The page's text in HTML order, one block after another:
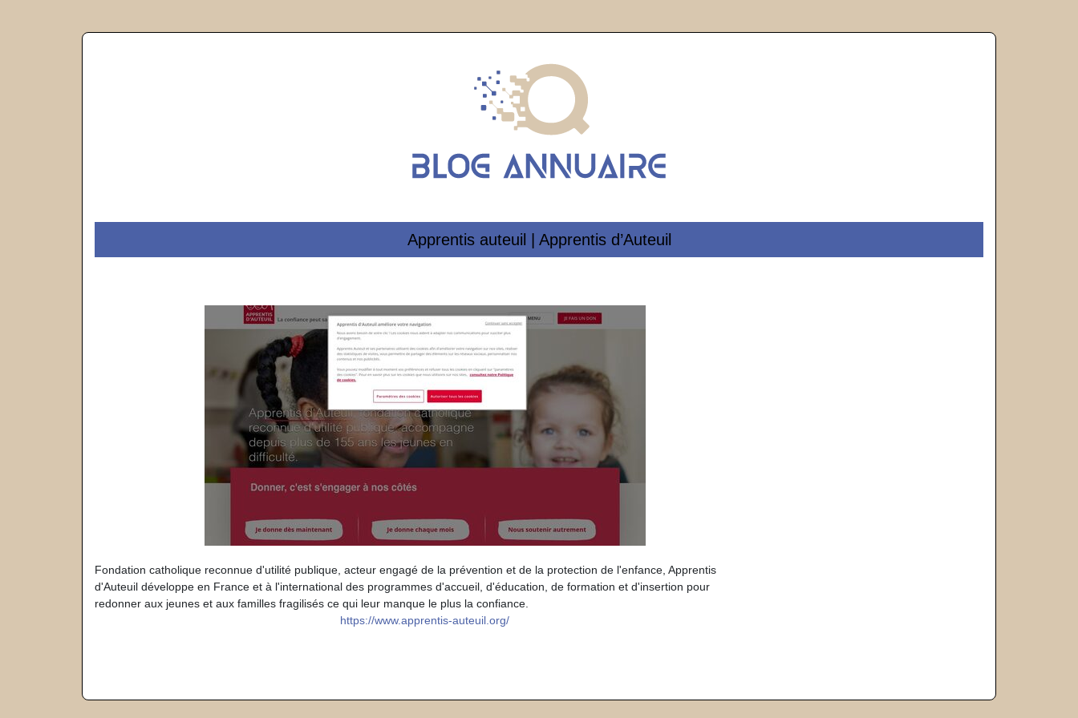
Apprentis auteuil | Apprentis d’Auteuil
Fondation catholique reconnue d'utilité publique, acteur engagé de la prévention et de la protection de l'enfance, Apprentis
d'Auteuil développe en France et à l'international des programmes d'accueil, d'éducation, de formation et d'insertion pour
redonner aux jeunes et aux familles fragilisés ce qui leur manque le plus la confiance.
https://www.apprentis-auteuil.org/